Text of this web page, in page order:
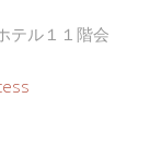
テル１１階会